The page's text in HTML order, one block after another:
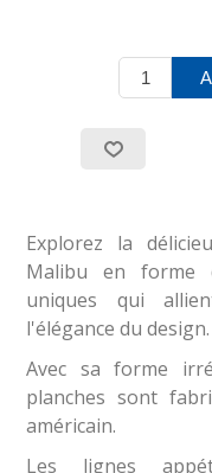
Explorez la
Malibu en forme
uniques qui
l'élégance du design.
Avec sa forme
planches sont
américain.
Les lignes